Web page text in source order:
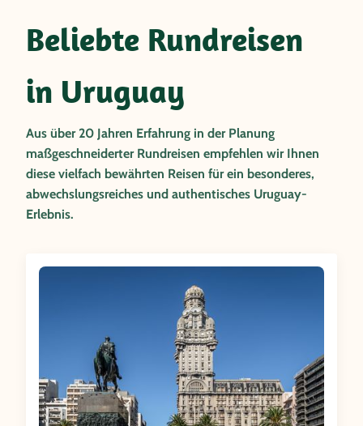
Beliebte Rundreisen
in Uruguay
Aus über 20 Jahren Erfahrung in der Planung
maßgeschneiderter Rundreisen empfehlen wir Ihnen
diese vielfach bewährten Reisen für ein besonderes,
abwechslungsreiches und authentisches Uruguay-
Erlebnis.